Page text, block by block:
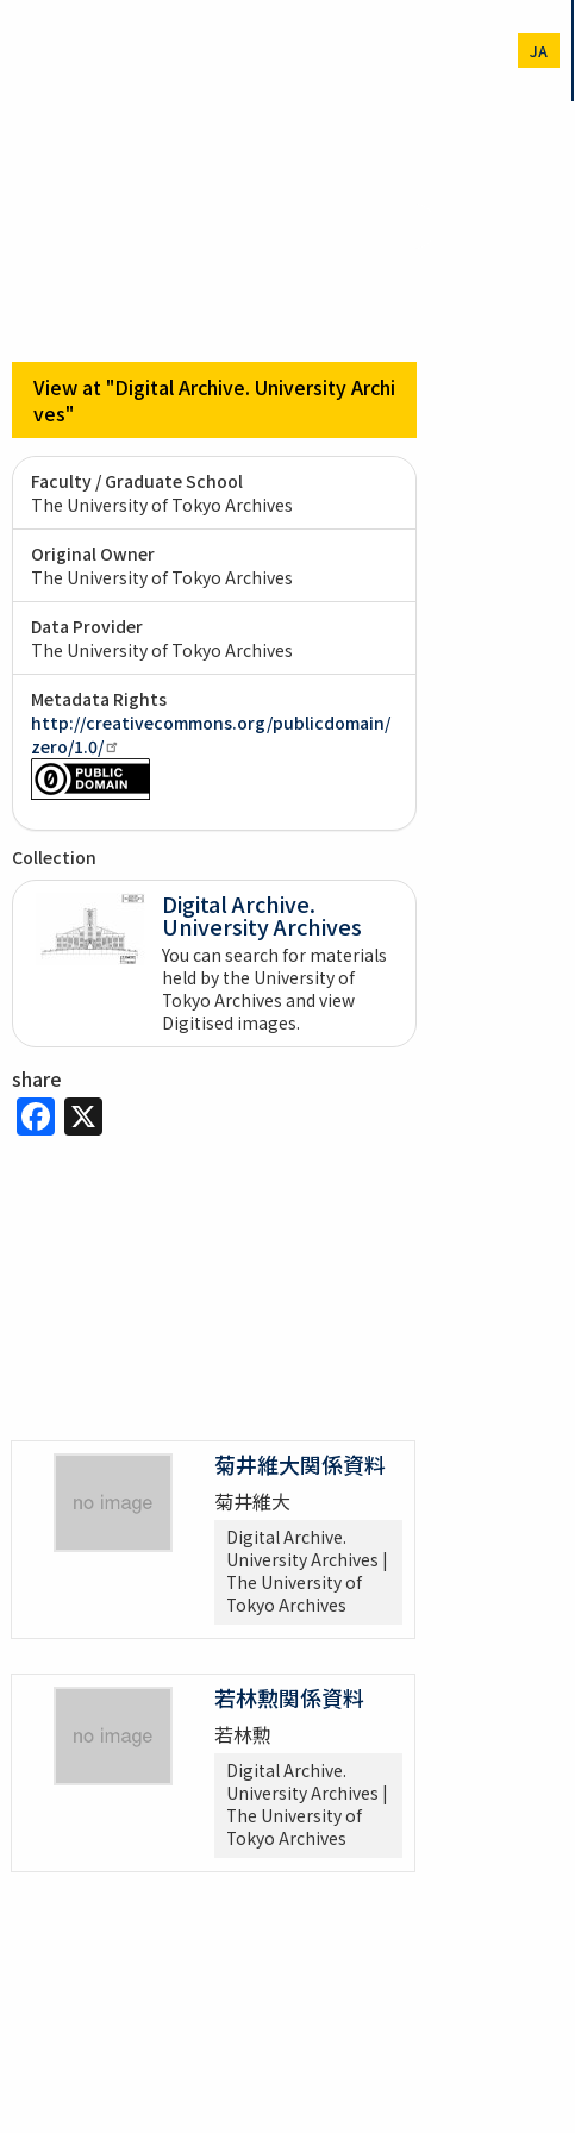
JA
View at "Digital Archive. University Archi
ves"
Faculty / Graduate School
The University of Tokyo Archives
Original Owner
The University of Tokyo Archives
Data Provider
The University of Tokyo Archives
Metadata Rights
http://creativecommons.org/publicdomain/
zero/1.0/
Collection
Digital Archive.
University Archives
You can search for materials
held by the University of
Tokyo Archives and view
Digitised images.
share
Facebook
X
菊井維大関係資料
菊井維大
Digital Archive.
University Archives |
The University of
Tokyo Archives
若林勲関係資料
若林勲
Digital Archive.
University Archives |
The University of
Tokyo Archives